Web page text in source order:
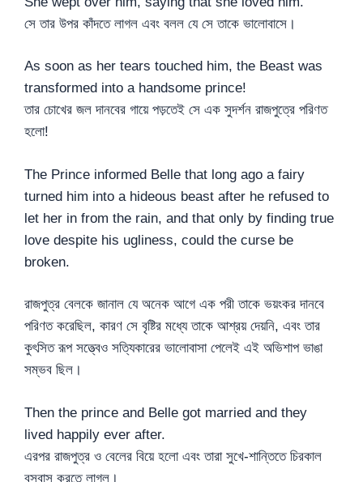
সে তার উপর কাঁদতে লাগল এবং বলল যে সে তাকে ভালোবাসে।
As soon as her tears touched him, the Beast was
transformed into a handsome prince!
তার চোখের জল দানবের গায়ে পড়তেই সে এক সুদর্শন রাজপুত্রে পরিণত
হলো!
The Prince informed Belle that long ago a fairy
turned him into a hideous beast after he refused to
let her in from the rain, and that only by finding true
love despite his ugliness, could the curse be
broken.
রাজপুত্র বেলকে জানাল যে অনেক আগে এক পরী তাকে ভয়ংকর দানবে
পরিণত করেছিল, কারণ সে বৃষ্টির মধ্যে তাকে আশ্রয় দেয়নি, এবং তার
কুৎসিত রূপ সত্ত্বেও সত্যিকারের ভালোবাসা পেলেই এই অভিশাপ ভাঙা
সম্ভব ছিল।
Then the prince and Belle got married and they
lived happily ever after.
এরপর রাজপুত্র ও বেলের বিয়ে হলো এবং তারা সুখে-শান্তিতে চিরকাল
বসবাস করতে লাগল।